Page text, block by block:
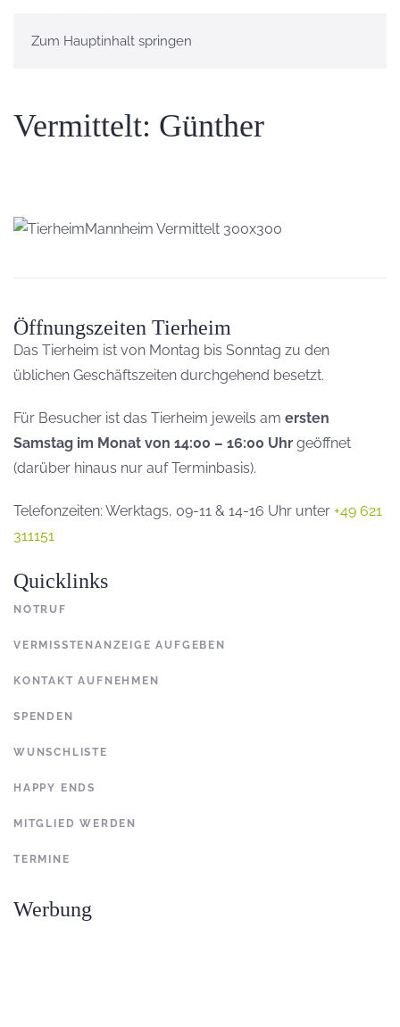
Zum Hauptinhalt springen
Vermittelt: Günther
Öffnungszeiten Tierheim
Das Tierheim ist von Montag bis Sonntag zu den
üblichen Geschäftszeiten durchgehend besetzt.
Für Besucher ist das Tierheim jeweils am ersten
Samstag im Monat von 14:00 – 16:00 Uhr geöffnet
(darüber hinaus nur auf Terminbasis).
Telefonzeiten: Werktags, 09-11 & 14-16 Uhr unter +49 621
311151
Quicklinks
NOTRUF
VERMISSTENANZEIGE AUFGEBEN
KONTAKT AUFNEHMEN
SPENDEN
WUNSCHLISTE
HAPPY ENDS
MITGLIED WERDEN
TERMINE
Werbung